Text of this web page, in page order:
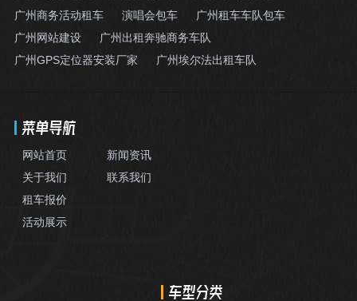
广州商务活动租车
演唱会包车
广州租车车队包车
广州网站建设
广州出租奔驰商务车队
广州GPS定位器安装厂家
广州埃尔法出租车队
菜单导航
网站首页
关于我们
租车报价
活动展示
新闻资讯
联系我们
车型分类